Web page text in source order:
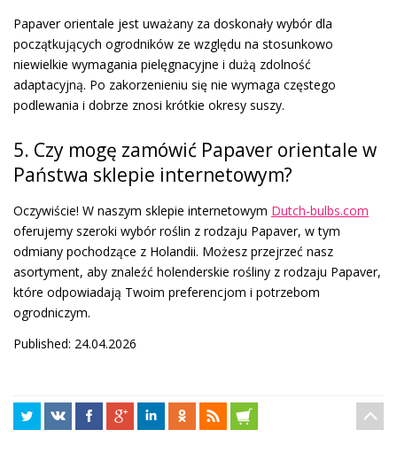
Papaver orientale jest uważany za doskonały wybór dla
początkujących ogrodników ze względu na stosunkowo
niewielkie wymagania pielęgnacyjne i dużą zdolność
adaptacyjną. Po zakorzenieniu się nie wymaga częstego
podlewania i dobrze znosi krótkie okresy suszy.
5. Czy mogę zamówić Papaver orientale w
Państwa sklepie internetowym?
Oczywiście! W naszym sklepie internetowym Dutch-bulbs.com
oferujemy szeroki wybór roślin z rodzaju Papaver, w tym
odmiany pochodzące z Holandii. Możesz przejrzeć nasz
asortyment, aby znaleźć holenderskie rośliny z rodzaju Papaver,
które odpowiadają Twoim preferencjom i potrzebom
ogrodniczym.
Published: 24.04.2026